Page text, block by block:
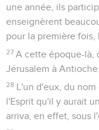
une année, ils
enseignèrent
pour la première fois,
27 A cette époque-là,
Jérusalem à Antioche.
28 L'un d'eux, du nom
l'Esprit qu'il y aurait
arriva, en effet, sous